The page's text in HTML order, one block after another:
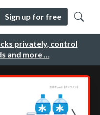
privately, control
and more …
Sign up for free